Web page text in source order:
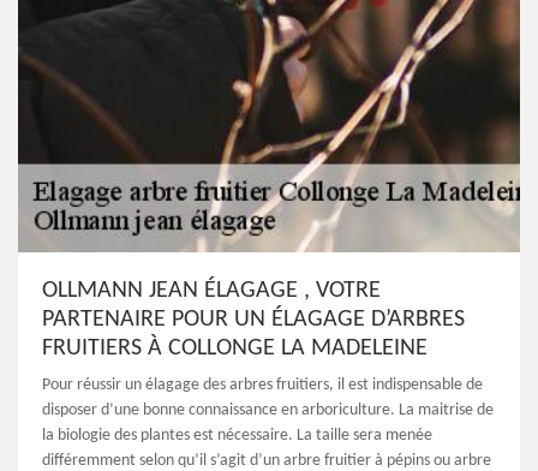
OLLMANN JEAN ÉLAGAGE , VOTRE
PARTENAIRE POUR UN ÉLAGAGE D’ARBRES
FRUITIERS À COLLONGE LA MADELEINE
Pour réussir un élagage des arbres fruitiers, il est indispensable de
disposer d’une bonne connaissance en arboriculture. La maitrise de
la biologie des plantes est nécessaire. La taille sera menée
différemment selon qu’il s’agit d’un arbre fruitier à pépins ou arbre